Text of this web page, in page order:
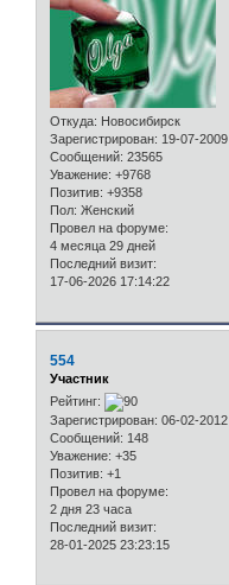
Откуда: Новосибирск
Зарегистрирован: 19-07-2009
Сообщений: 23565
Уважение: +9768
Позитив: +9358
Пол: Женский
Провел на форуме:
4 месяца 29 дней
Последний визит:
17-06-2026 17:14:22
554
Участник
Рейтинг:
Зарегистрирован: 06-02-2012
Сообщений: 148
Уважение: +35
Позитив: +1
Провел на форуме:
2 дня 23 часа
Последний визит:
28-01-2025 23:23:15